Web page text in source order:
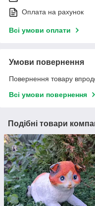
Оплата на рахунок
Всі умови оплати
Умови повернення
Повернення товару
Всі умови повернення
Подібні товари